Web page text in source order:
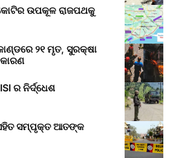
ଉପକୂଳ ରାଜପଥକୁ
୨୧ ମୃତ, ସୁରକ୍ଷା
ର ନିର୍ଦ୍ଧେଶ
ସମ୍ପୃକ୍ତ ଆତଙ୍କ